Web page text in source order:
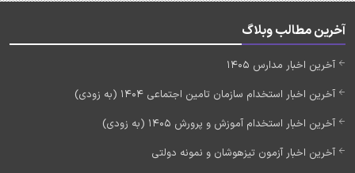
آخرین مطالب وبلاگ
آخرین اخبار مدارس 1405
آخرین اخبار استخدام سازمان تامین اجتماعی 1404 (به زودی)
آخرین اخبار استخدام آموزش و پرورش 1405 (به زودی)
آخرین اخبار آزمون تیزهوشان و نمونه دولتی